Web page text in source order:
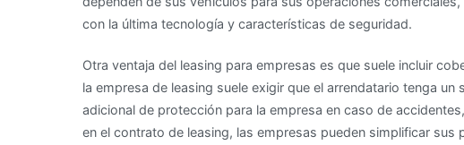
con la última tecnología y características de seguridad.
Otra ventaja del leasing para empresas es que suele incluir
la empresa de leasing suele exigir que el arrendatario tenga
adicional de protección para la empresa en caso de
en el contrato de leasing, las empresas pueden simplificar